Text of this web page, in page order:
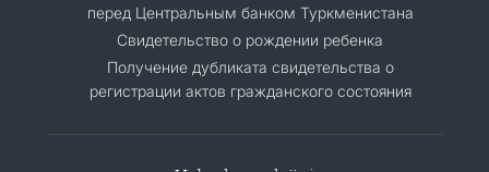
перед Центральным банком Туркменистана
Свидетельство о рождении ребенка
Получение дубликата свидетельства о
регистрации актов гражданского состояния